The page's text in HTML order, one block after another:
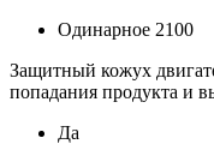
Одинарное 2100
Защитный кожух
попадания продукта и
Да